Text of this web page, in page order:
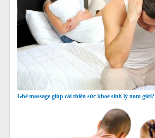
Ghế massage giúp cải thiện sức khoẻ sinh lý nam giới?